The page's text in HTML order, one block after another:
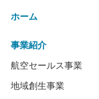
ホーム
事業紹介
航空セールス事業
地域創生事業